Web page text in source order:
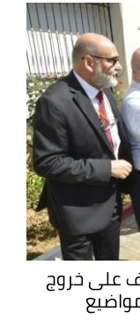
يشرف على خروج